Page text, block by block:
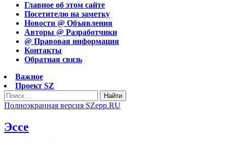
Главное об этом сайте
Посетителю на заметку
Новости @ Объявления
Авторы @ Разработчики
@ Правовая информация
Контакты
Обратная связь
Важное
Проект SZ
Найти
Полноэкранная версия SZepp.RU
Эссе